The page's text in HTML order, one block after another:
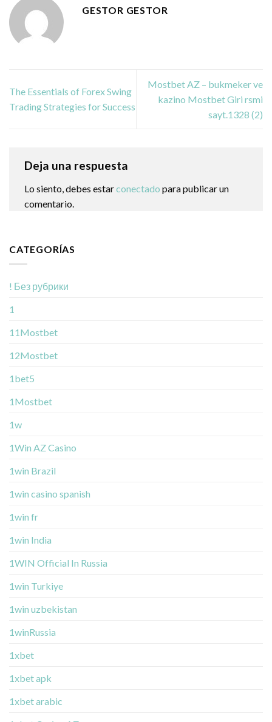
GESTOR GESTOR
The Essentials of Forex Swing
Trading Strategies for Success
Mostbet AZ – bukmeker ve
kazino Mostbet Giri rsmi
sayt.1328 (2)
Deja una respuesta
Lo siento, debes estarconectado para publicar un
comentario.
CATEGORÍAS
! Без рубрики
1
11Mostbet
12Mostbet
1bet5
1Mostbet
1w
1Win AZ Casino
1win Brazil
1win casino spanish
1win fr
1win India
1WIN Official In Russia
1win Turkiye
1win uzbekistan
1winRussia
1xbet
1xbet apk
1xbet arabic